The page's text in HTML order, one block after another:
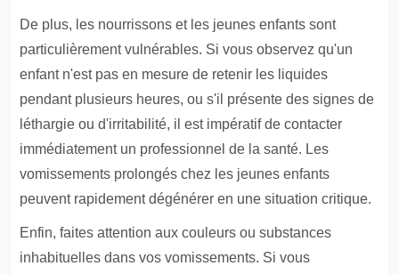
De plus, les nourrissons et les jeunes enfants sont
particulièrement vulnérables. Si vous observez qu'un
enfant n'est pas en mesure de retenir les liquides
pendant plusieurs heures, ou s'il présente des signes de
léthargie ou d'irritabilité, il est impératif de contacter
immédiatement un professionnel de la santé. Les
vomissements prolongés chez les jeunes enfants
peuvent rapidement dégénérer en une situation critique.
Enfin, faites attention aux couleurs ou substances
inhabituelles dans vos vomissements. Si vous